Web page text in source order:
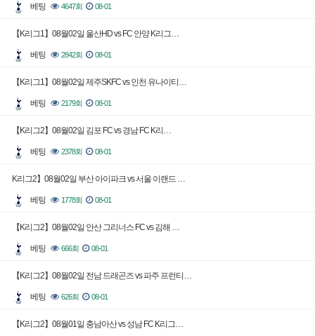
베팅 4647회 08-01
【K리그1】08월02일 울산HD vs FC 안양 K리그…
베팅 2842회 08-01
【K리그1】08월02일 제주SKFC vs 인천 유나이티…
베팅 2179회 08-01
【K리그2】08월02일 김포 FC vs 경남 FC K리…
베팅 2378회 08-01
K리그2】08월02일 부산 아이파크 vs 서울 이랜드 …
베팅 1778회 08-01
【K리그2】08월02일 안산 그리너스 FC vs 김해 …
베팅 666회 08-01
【K리그2】08월02일 전남 드래곤즈 vs 파주 프런티…
베팅 626회 08-01
【K리그2】08월01일 충남아산 vs 성남 FC K리그…